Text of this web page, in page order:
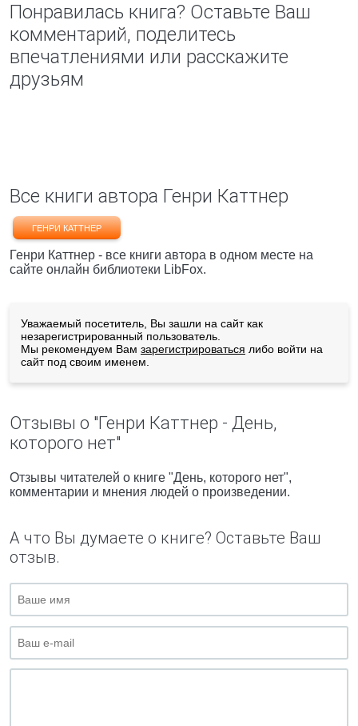
Понравилась книга? Оставьте Ваш
комментарий, поделитесь
впечатлениями или расскажите
друзьям
Все книги автора Генри Каттнер
ГЕНРИ КАТТНЕР
Генри Каттнер - все книги автора в одном месте на
сайте онлайн библиотеки LibFox.
Уважаемый посетитель, Вы зашли на сайт как
незарегистрированный пользователь.
Мы рекомендуем Вам зарегистрироваться либо войти на
сайт под своим именем.
Отзывы о "Генри Каттнер - День,
которого нет"
Отзывы читателей о книге "День, которого нет",
комментарии и мнения людей о произведении.
А что Вы думаете о книге? Оставьте Ваш
отзыв.